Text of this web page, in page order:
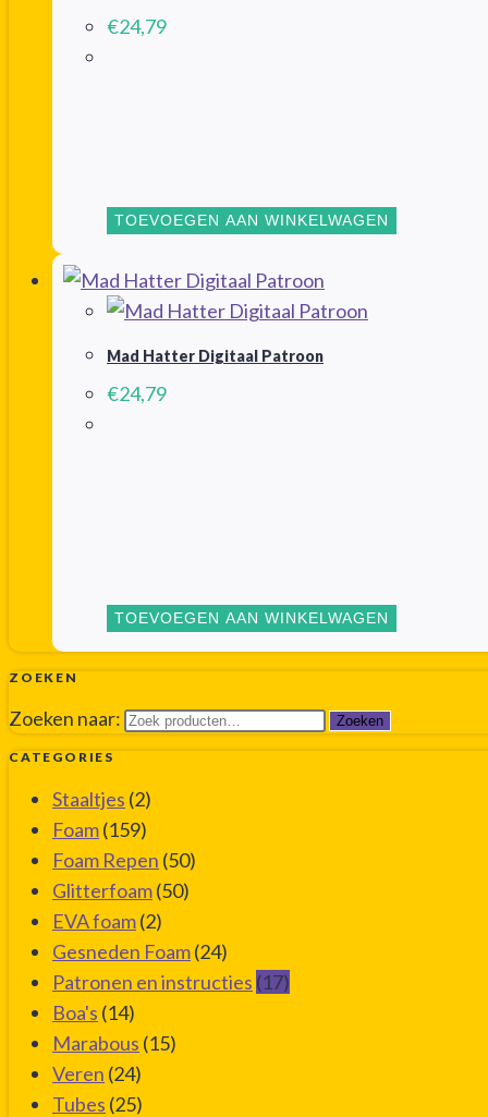
€24,79
TOEVOEGEN AAN WINKELWAGEN
Mad Hatter Digitaal Patroon
€24,79
TOEVOEGEN AAN WINKELWAGEN
ZOEKEN
Zoeken naar: Zoeken
CATEGORIES
Staaltjes (2)
Foam(159)
Foam Repen (50)
Glitterfoam(50)
EVA foam(2)
Gesneden Foam(24)
Patronen en instructies (17)
Boa's (14)
Marabous (15)
Veren (24)
Tubes (25)